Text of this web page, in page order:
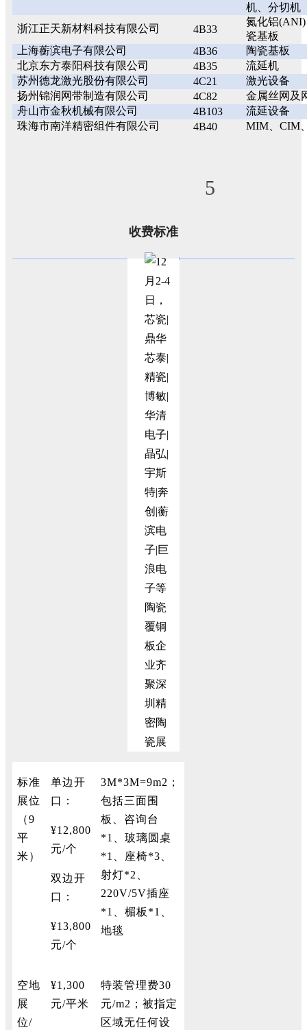
机、分切机
浙江正天新材料科技有限公司
4B33
氮化铝
瓷基板
上海蘅滨电子有限公司
4B36
陶瓷基板
北京东方泰阳科技有限公司
4B35
流延机
苏州德龙激光股份有限公司
4C21
激光设备
扬州锦润网带制造有限公司
4C82
金属丝网及
舟山市金秋机械有限公司
4B103
流延设备
珠海市南洋精密组件有限公司
4B40 MIM、CIM
5
收费标准
标准
展位
（9
平
米）
单边开
口：
¥1 2,800
元/个
双边开
口：
¥1 3,800
元/个
3M*3M=9m2；
包括三面围
板、咨询台
*1、玻璃圆桌
*1、座椅*3、
射灯*2、
220V/5V插座
*1、楣板*1、
地毯
空地
展
位/
¥1,300
元/平米
特装管理费30
元/m2；被指定
区域无任何设